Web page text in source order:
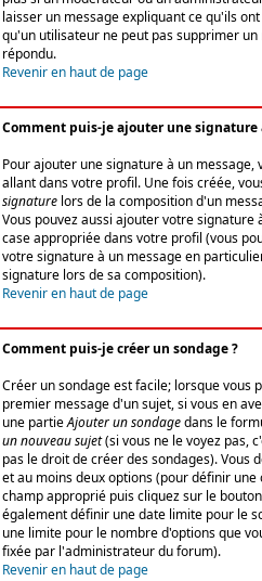
laisser un message expliquant ce qu'ils
qu'un utilisateur ne peut pas supprimer
répondu.
Revenir en haut de page
Comment puis-je ajouter une signature
Pour ajouter une signature à un
allant dans votre profil. Une fois créée,
signature lors de la composition d'un
Vous pouvez aussi ajouter votre signature
case appropriée dans votre profil (vous
votre signature à un message en
signature lors de sa composition).
Revenir en haut de page
Comment puis-je créer un sondage ?
Créer un sondage est facile; lorsque vous
premier message d'un sujet, si vous en
une partieAjouter un sondagedans le
un nouveau sujet(si vous ne le voyez pas,
pas le droit de créer des sondages). Vous
et au moins deux options (pour définir
champ approprié puis cliquez sur le
également définir une date limite pour le
une limite pour le nombre d'options que
fixée par l'administrateur du forum).
Revenir en haut de page